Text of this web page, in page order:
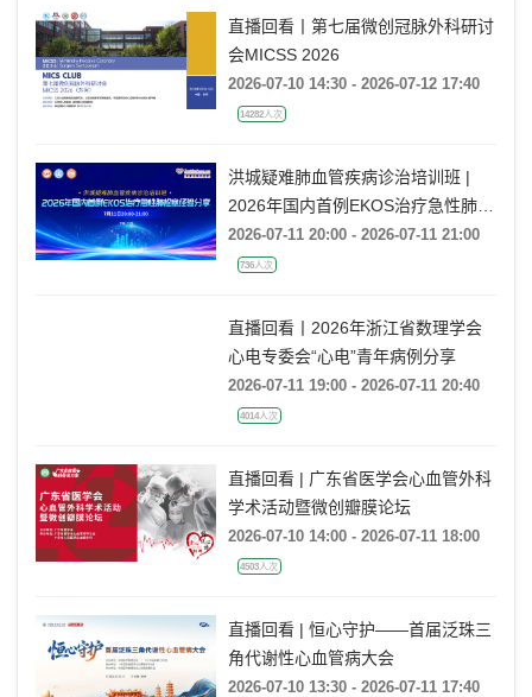
直播回看丨第七届微创冠脉外科研讨
会MICSS 2026
2026-07-10 14:30 - 2026-07-12 17:40
14282人次
洪城疑难肺血管疾病诊治培训班 |
2026年国内首例EKOS治疗急性肺栓
塞经验分享
2026-07-11 20:00 - 2026-07-11 21:00
736人次
直播回看丨2026年浙江省数理学会
心电专委会“心电”青年病例分享
2026-07-11 19:00 - 2026-07-11 20:40
4014人次
直播回看 | 广东省医学会心血管外科
学术活动暨微创瓣膜论坛
2026-07-10 14:00 - 2026-07-11 18:00
4503人次
直播回看 | 恒心守护——首届泛珠三
角代谢性心血管病大会
2026-07-10 13:30 - 2026-07-11 17:40